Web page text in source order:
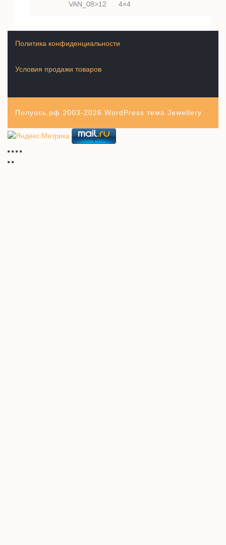
VAN_08>12 4×4
Условия продажи товаров
Политика конфиденциальности
Полуось.рф 2003-2026 WordPress тема Jewellery